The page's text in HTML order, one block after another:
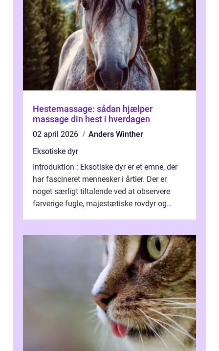
Hestemassage: sådan hjælper
massage din hest i hverdagen
02 april 2026
Anders Winther
Eksotiske dyr
Introduktion : Eksotiske dyr er et emne, der
har fascineret mennesker i årtier. Der er
noget særligt tiltalende ved at observere
farverige fugle, majestætiske rovdyr og